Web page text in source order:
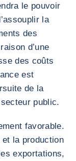
le pouvoir
la
des
d’une
des coûts
est
de la
public.
favorable.
et la production
exportations,